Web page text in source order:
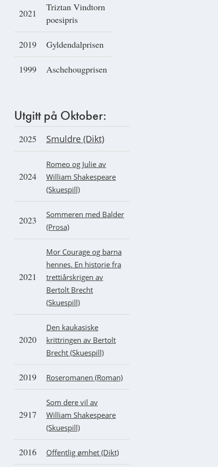
2021
Triztan Vindtorn
poesipris
2019 Gyldendalprisen
1999 Aschehougprisen
Utgitt på Oktober:
2025 Smuldre (Dikt)
2024
Romeo og Julie av
William Shakespeare
(Skuespill)
2023
Sommeren med Balder
(Prosa)
2021
Mor Courage og barna
hennes. En historie fra
trettiårskrigen av
Bertolt Brecht
(Skuespill)
2020
Den kaukasiske
krittringen av Bertolt
Brecht (Skuespill)
2019 Roseromanen (Roman)
2917
Som dere vil av
William Shakespeare
(Skuespill)
2016 Offentlig ømhet (Dikt)